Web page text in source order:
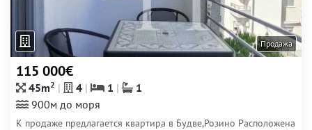
Продажа
115 000€
45m2 4 1
1
900м до моря
К продаже предлагается квартира в Будве,Розино Расположена